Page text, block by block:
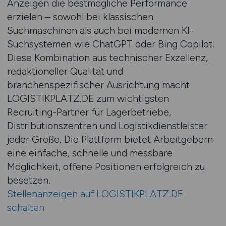
Anzeigen die bestmögliche Performance
erzielen – sowohl bei klassischen
Suchmaschinen als auch bei modernen KI-
Suchsystemen wie ChatGPT oder Bing Copilot.
Diese Kombination aus technischer Exzellenz,
redaktioneller Qualität und
branchenspezifischer Ausrichtung macht
LOGISTIKPLATZ.DE zum wichtigsten
Recruiting-Partner für Lagerbetriebe,
Distributionszentren und Logistikdienstleister
jeder Größe. Die Plattform bietet Arbeitgebern
eine einfache, schnelle und messbare
Möglichkeit, offene Positionen erfolgreich zu
besetzen.
Stellenanzeigen auf LOGISTIKPLATZ.DE
schalten